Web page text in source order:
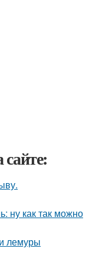
ну как так можно
лемуры